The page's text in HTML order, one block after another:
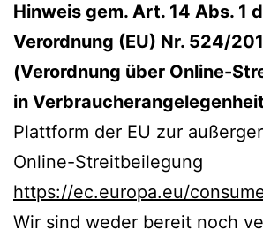
Hinweis gem. Art. 14 Abs. 1
Verordnung (EU) Nr. 524/
(Verordnung über Online-
in
Plattform der EU zur
Online-Streitbeilegung
https://ec.europa.eu/
Wir sind weder bereit noch